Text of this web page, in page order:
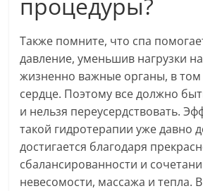
процедуры?
Также помните, что спа
давление, уменьшив нагрузки
жизненно важные органы, в том
сердце. Поэтому все должно
и нельзя переусердствовать.
такой гидротерапии уже давно
достигается благодаря
сбалансированности и
невесомости, массажа и тепла.